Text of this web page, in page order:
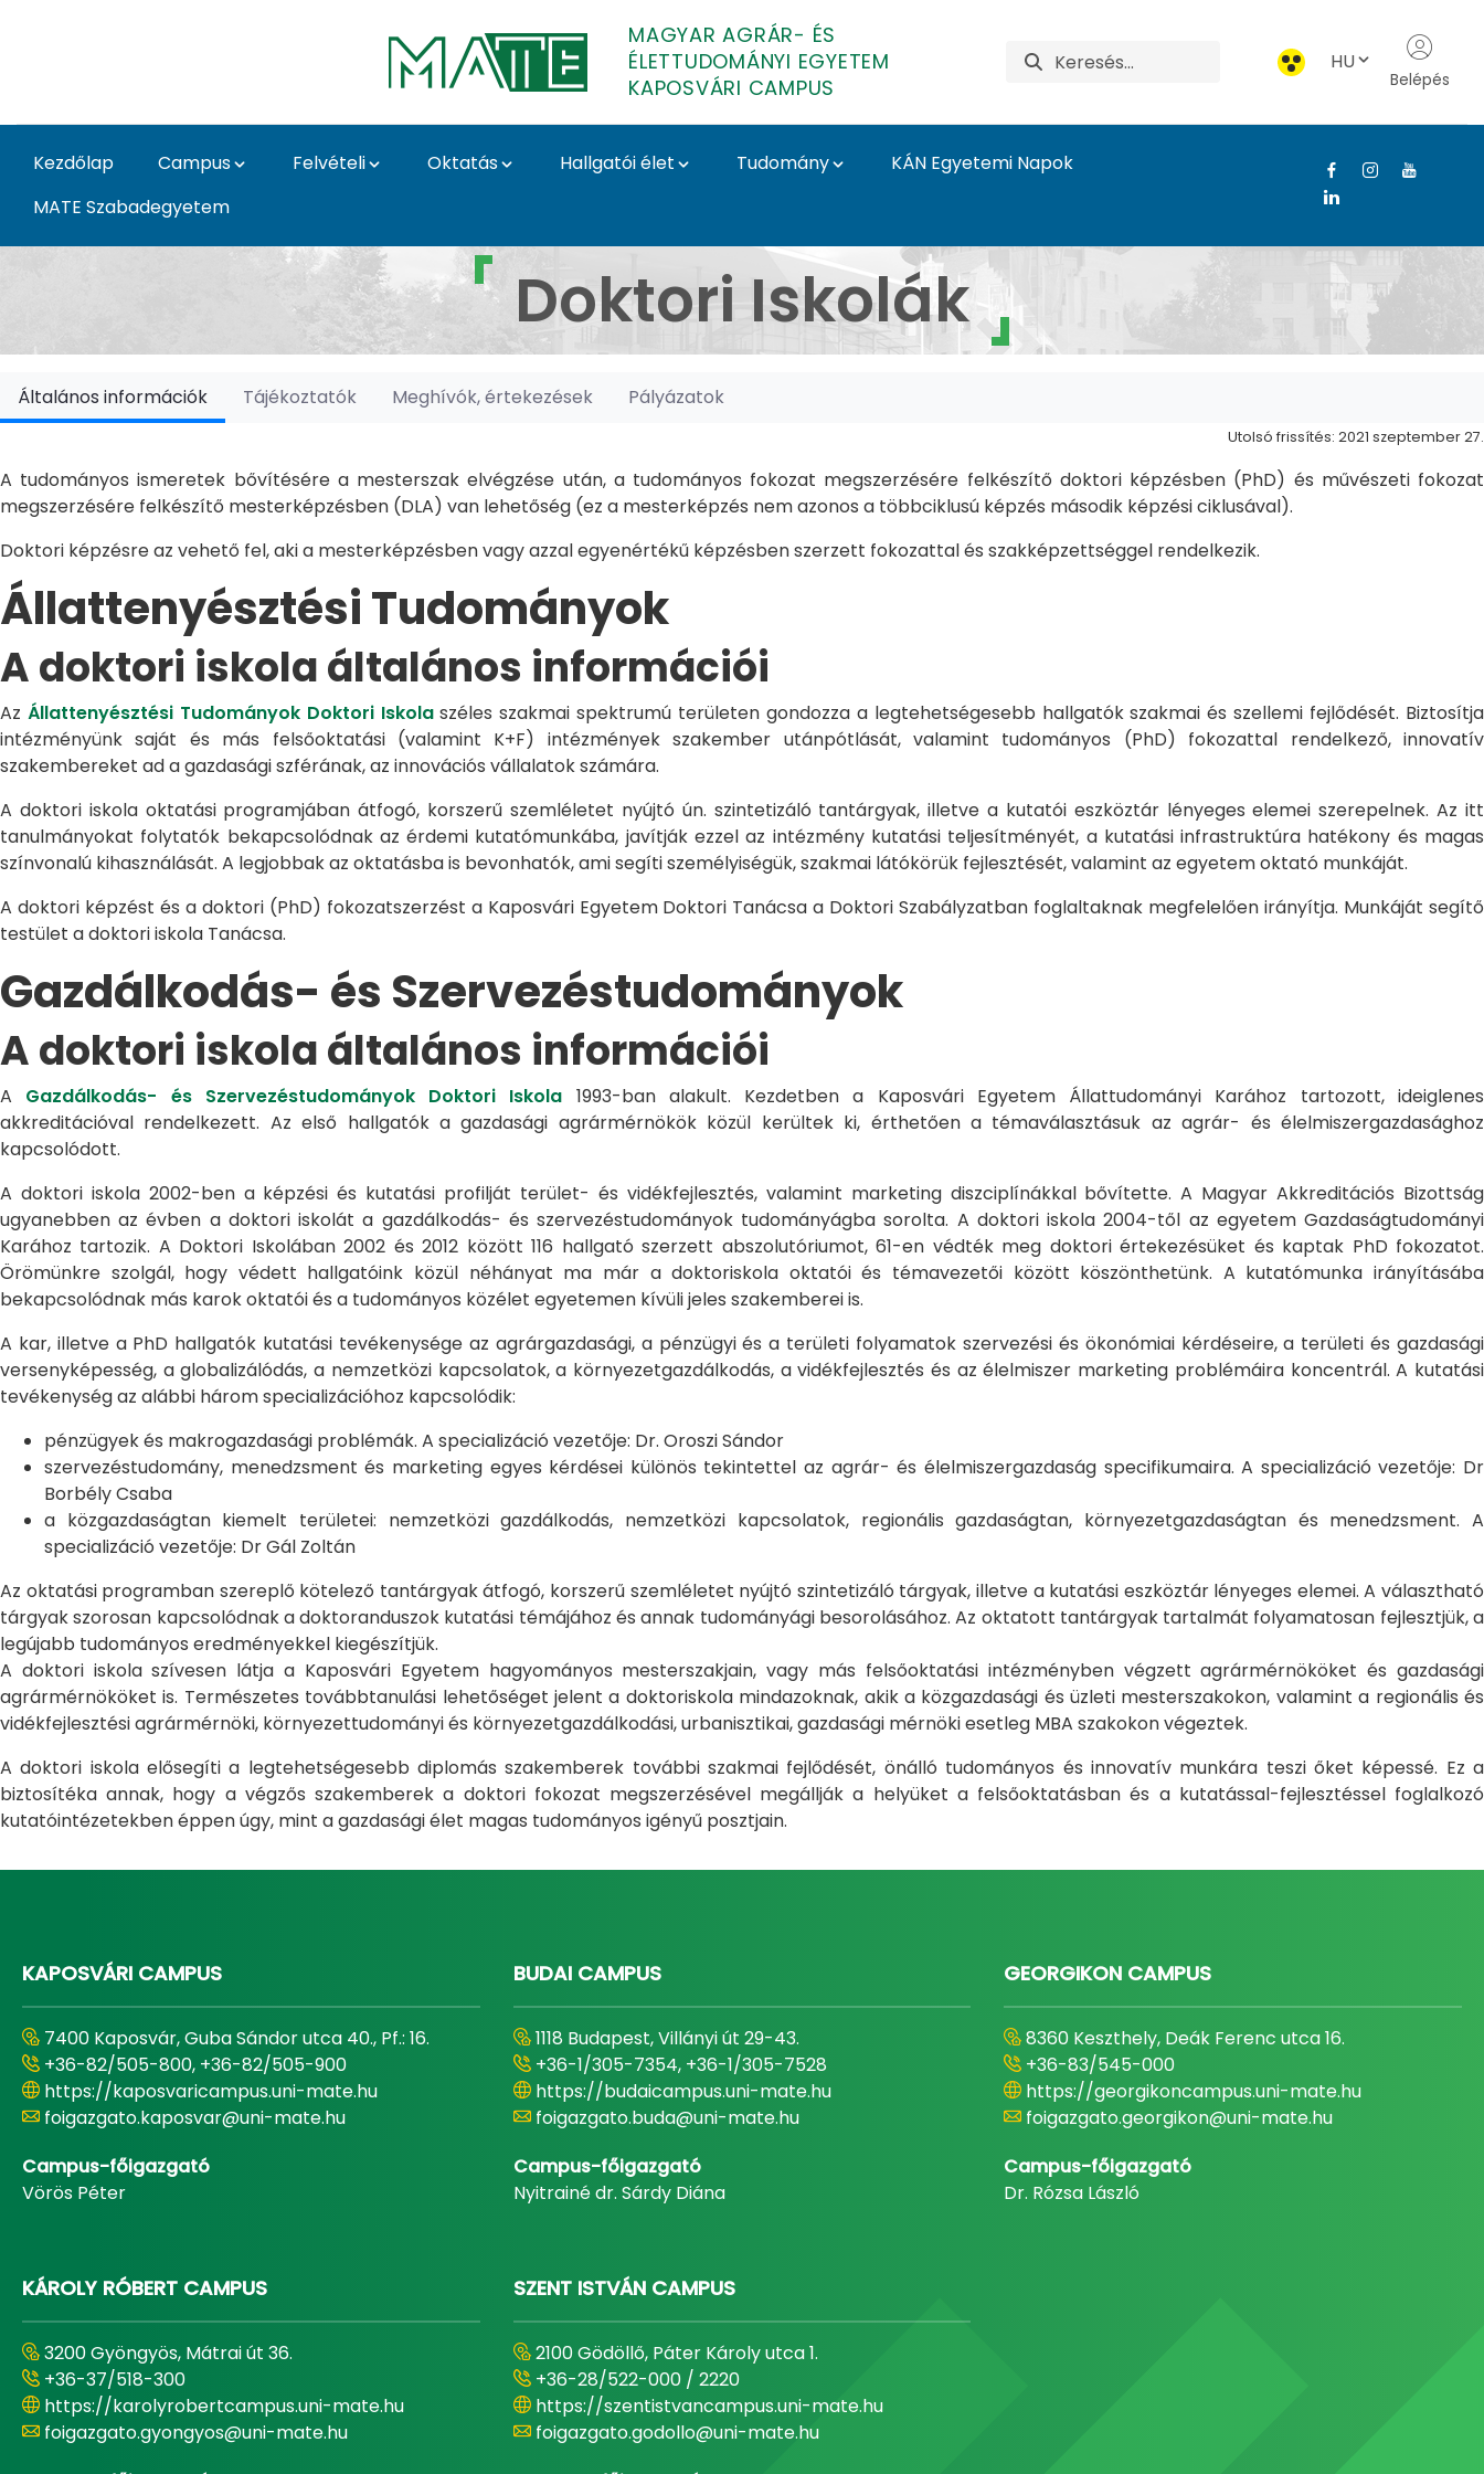
MAGYAR AGRÁR- ÉS
ÉLETTUDOMÁNYI EGYETEM
KAPOSVÁRI CAMPUS
HU
Belépés
Kezdőlap Campus Felvételi Oktatás Hallgatói élet Tudomány
KÁN Egyetemi Napok
MATE Szabadegyetem
Doktori Iskolák - Kaposvári Campus
Doktori Iskolák
Általános információk Tájékoztatók Meghívók, értekezések Pályázatok
Utolsó frissítés: 2021 szeptember 27.
A tudományos ismeretek bővítésére a mesterszak elvégzése után, a tudományos fokozat megszerzésére felkészítő doktori képzésben (PhD) és művészeti fokozat
megszerzésére felkészítő mesterképzésben (DLA) van lehetőség (ez a mesterképzés nem azonos a többciklusú képzés második képzési ciklusával).
Doktori képzésre az vehető fel, aki a mesterképzésben vagy azzal egyenértékű képzésben szerzett fokozattal és szakképzettséggel rendelkezik.
Állattenyésztési Tudományok
A doktori iskola általános információi
Az Állattenyésztési Tudományok Doktori Iskolaszéles szakmai spektrumú területen gondozza a legtehetségesebb hallgatók szakmai és szellemi fejlődését. Biztosítja
intézményünk saját és más felsőoktatási (valamint K+F) intézmények szakember utánpótlását, valamint tudományos (PhD) fokozattal rendelkező, innovatív
szakembereket ad a gazdasági szférának, az innovációs vállalatok számára.
A doktori iskola oktatási programjában átfogó, korszerű szemléletet nyújtó ún. szintetizáló tantárgyak, illetve a kutatói eszköztár lényeges elemei szerepelnek. Az itt
tanulmányokat folytatók bekapcsolódnak az érdemi kutatómunkába, javítják ezzel az intézmény kutatási teljesítményét, a kutatási infrastruktúra hatékony és magas
színvonalú kihasználását. A legjobbak az oktatásba is bevonhatók, ami segíti személyiségük, szakmai látókörük fejlesztését, valamint az egyetem oktató munkáját.
A doktori képzést és a doktori (PhD) fokozatszerzést a Kaposvári Egyetem Doktori Tanácsa a Doktori Szabályzatban foglaltaknak megfelelően irányítja. Munkáját segítő
testület a doktori iskola Tanácsa.
Gazdálkodás- és Szervezéstudományok
A doktori iskola általános információi
A Gazdálkodás- és Szervezéstudományok Doktori Iskola 1993-ban alakult. Kezdetben a Kaposvári Egyetem Állattudományi Karához tartozott, ideiglenes
akkreditációval rendelkezett. Az első hallgatók a gazdasági agrármérnökök közül kerültek ki, érthetően a témaválasztásuk az agrár- és élelmiszergazdasághoz
kapcsolódott.
A doktori iskola 2002-ben a képzési és kutatási profilját terület- és vidékfejlesztés, valamint marketing diszciplínákkal bővítette. A Magyar Akkreditációs Bizottság
ugyanebben az évben a doktori iskolát a gazdálkodás- és szervezéstudományok tudományágba sorolta. A doktori iskola 2004-től az egyetem Gazdaságtudományi
Karához tartozik. A Doktori Iskolában 2002 és 2012 között 116 hallgató szerzett abszolutóriumot, 61-en védték meg doktori értekezésüket és kaptak PhD fokozatot.
Örömünkre szolgál, hogy védett hallgatóink közül néhányat ma már a doktoriskola oktatói és témavezetői között köszönthetünk. A kutatómunka irányításába
bekapcsolódnak más karok oktatói és a tudományos közélet egyetemen kívüli jeles szakemberei is.
A kar, illetve a PhD hallgatók kutatási tevékenysége az agrárgazdasági, a pénzügyi és a területi folyamatok szervezési és ökonómiai kérdéseire, a területi és gazdasági
versenyképesség, a globalizálódás, a nemzetközi kapcsolatok, a környezetgazdálkodás, a vidékfejlesztés és az élelmiszer marketing problémáira koncentrál. A kutatási
tevékenység az alábbi három specializációhoz kapcsolódik:
pénzügyek és makrogazdasági problémák. A specializáció vezetője: Dr. Oroszi Sándor
szervezéstudomány, menedzsment és marketing egyes kérdései különös tekintettel az agrár- és élelmiszergazdaság specifikumaira. A specializáció vezetője: Dr
Borbély Csaba
a közgazdaságtan kiemelt területei: nemzetközi gazdálkodás, nemzetközi kapcsolatok, regionális gazdaságtan, környezetgazdaságtan és menedzsment. A
specializáció vezetője: Dr Gál Zoltán
Az oktatási programban szereplő kötelező tantárgyak átfogó, korszerű szemléletet nyújtó szintetizáló tárgyak, illetve a kutatási eszköztár lényeges elemei. A választható
tárgyak szorosan kapcsolódnak a doktoranduszok kutatási témájához és annak tudományági besorolásához. Az oktatott tantárgyak tartalmát folyamatosan fejlesztjük, a
legújabb tudományos eredményekkel kiegészítjük.
A doktori iskola szívesen látja a Kaposvári Egyetem hagyományos mesterszakjain, vagy más felsőoktatási intézményben végzett agrármérnököket és gazdasági
agrármérnököket is. Természetes továbbtanulási lehetőséget jelent a doktoriskola mindazoknak, akik a közgazdasági és üzleti mesterszakokon, valamint a regionális és
vidékfejlesztési agrármérnöki, környezettudományi és környezetgazdálkodási, urbanisztikai, gazdasági mérnöki esetleg MBA szakokon végeztek.
A doktori iskola elősegíti a legtehetségesebb diplomás szakemberek további szakmai fejlődését, önálló tudományos és innovatív munkára teszi őket képessé. Ez a
biztosítéka annak, hogy a végzős szakemberek a doktori fokozat megszerzésével megállják a helyüket a felsőoktatásban és a kutatással-fejlesztéssel foglalkozó
kutatóintézetekben éppen úgy, mint a gazdasági élet magas tudományos igényű posztjain.
KAPOSVÁRI CAMPUS
7400 Kaposvár, Guba Sándor utca 40., Pf.: 16.
+36-82/505-800, +36-82/505-900
https://kaposvaricampus.uni-mate.hu
foigazgato.kaposvar@uni-mate.hu
Campus-főigazgató
Vörös Péter
BUDAI CAMPUS
1118 Budapest, Villányi út 29-43.
+36-1/305-7354, +36-1/305-7528
https://budaicampus.uni-mate.hu
foigazgato.buda@uni-mate.hu
Campus-főigazgató
Nyitrainé dr. Sárdy Diána
GEORGIKON CAMPUS
8360 Keszthely, Deák Ferenc utca 16.
+36-83/545-000
https://georgikoncampus.uni-mate.hu
foigazgato.georgikon@uni-mate.hu
Campus-főigazgató
Dr. Rózsa László
KÁROLY RÓBERT CAMPUS
3200 Gyöngyös, Mátrai út 36.
+36-37/518-300
https://karolyrobertcampus.uni-mate.hu
foigazgato.gyongyos@uni-mate.hu
SZENT ISTVÁN CAMPUS
2100 Gödöllő, Páter Károly utca 1.
+36-28/522-000 / 2220
https://szentistvancampus.uni-mate.hu
foigazgato.godollo@uni-mate.hu